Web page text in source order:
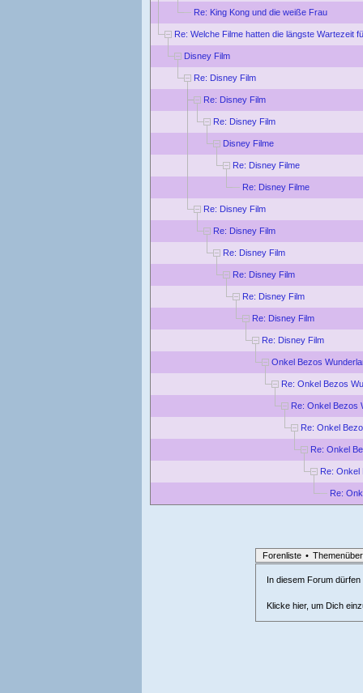
Re: King Kong und die weiße Frau
Re: Welche Filme hatten die längste Wartezeit
Disney Film
Re: Disney Film
Re: Disney Film
Re: Disney Film
Disney Filme
Re: Disney Filme
Re: Disney Filme
Re: Disney Film
Re: Disney Film
Re: Disney Film
Re: Disney Film
Re: Disney Film
Re: Disney Film
Re: Disney Film
Onkel Bezos
Re: Onkel Bezos
Re: Onkel Bezos
Re: Onkel
Re: Onkel
Re: Onkel
Re:
Forenliste •
In diesem Forum
Klicke hier, um Dich